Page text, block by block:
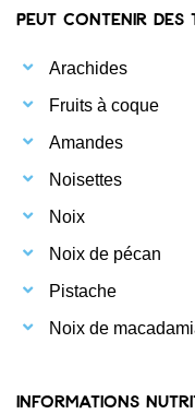
Peut contenir des
Arachides
Fruits à coque
Amandes
Noisettes
Noix
Noix de pécan
Pistache
Noix de
Informations